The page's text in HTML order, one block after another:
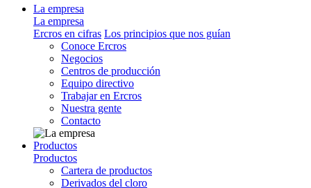
La empresa
La empresa
Ercros en cifras Los principios que nos guían
Conoce Ercros
Negocios
Centros de producción
Equipo directivo
Trabajar en Ercros
Nuestra gente
Contacto
Productos
Productos
Cartera de productos
Derivados del cloro